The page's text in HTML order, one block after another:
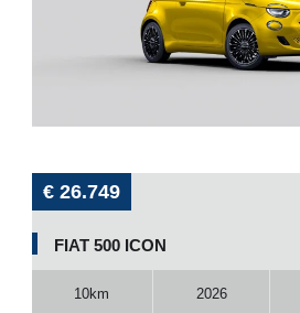
€ 26.749
FIAT 500 ICON
10km 2026